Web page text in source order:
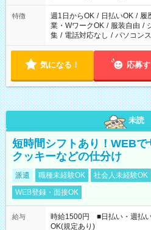
特徴 週1日からOK / 日払いOK / 履
業・WワークOK / 服装自由 /
集 / 電話対応なし / パソコン
気になる！ 応募
未読
短時間シフトあり！WEBで
クッキーなどの仕分け
派遣 職種未経験OK 社会人未経験OK
WEB登録・面接OK
給与
時給1500円 ■日払い・週払
OK(規定あり)